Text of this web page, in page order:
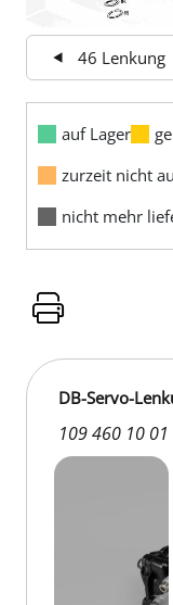
46 Lenkung
auf Lager
zurzeit nicht
nicht mehr
DB-Servo-
109 460 10